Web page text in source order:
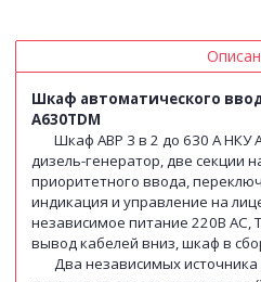
Шкаф автоматического
А630TDM
Шкаф АВР 3 в 2 до 630 А НКУ
дизель-генератор, две секции
приоритетного ввода,
индикация и управление на
независимое питание 220В АС,
вывод кабелей вниз, шкаф в
Два независимых источника